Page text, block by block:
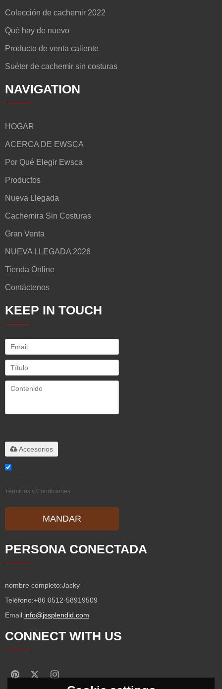
Colección de cachemir 2022
Qué hay de nuevo
Producto de venta caliente
Suéter de cachemir sin costuras
NAVIGATION
HOGAR
ACERCA DE EWSCA
Por Qué Elegir Ewsca
Productos
Nueva Llegada
Cachemira Sin Costuras
Gran Venta
NUEVA LLEGADA 2026
Tienda Online
Contáctenos
KEEP IN TOUCH
Accesorios
Términos y Condiciones
MANDAR
PERSONA CONECTADA
nombre completo:Jacky
Teléfono:+86 0512-58919509
Email:info@jssplendid.com
CONNECT WITH US